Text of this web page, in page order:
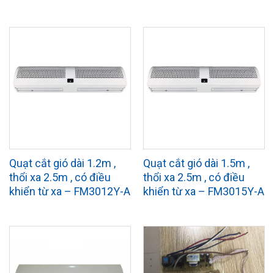
Quạt cắt gió dài 1.2m ,
thổi xa 2.5m , có điều
khiển từ xa – FM3012Y-A
Quạt cắt gió dài 1.5m ,
thổi xa 2.5m , có điều
khiển từ xa – FM3015Y-A